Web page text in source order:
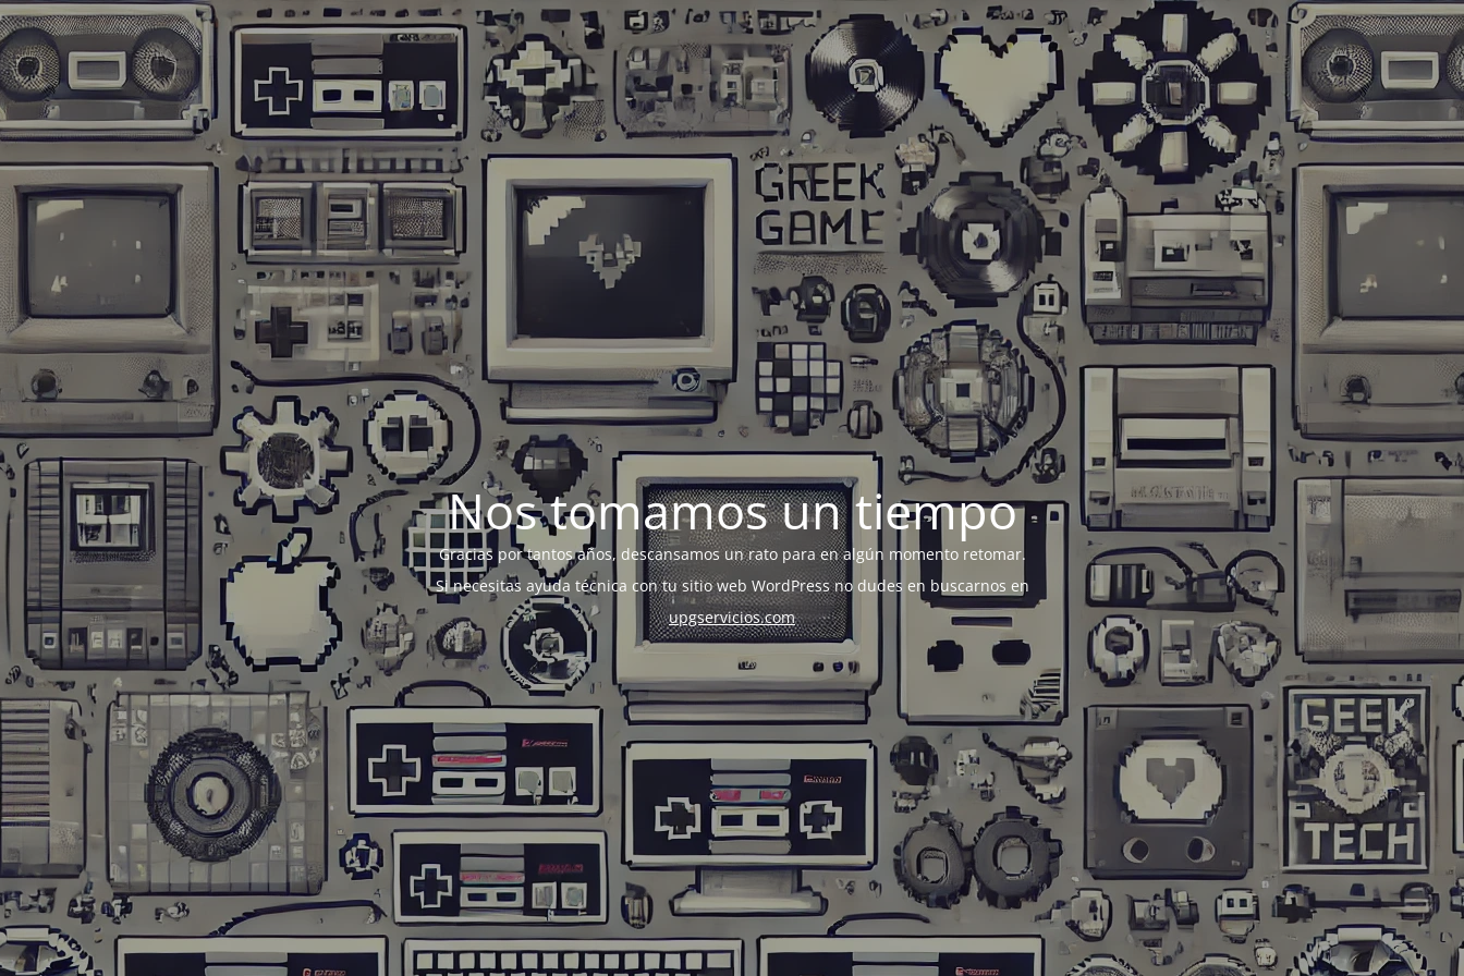
Nos tomamos un tiempo
Gracias por tantos años, descansamos un rato para en algún momento retomar.
Si necesitas ayuda técnica con tu sitio web WordPress no dudes en buscarnos en
upgservicios.com